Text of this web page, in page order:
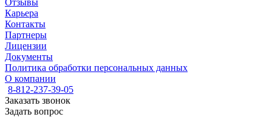
Отзывы
Карьера
Контакты
Партнеры
Лицензии
Документы
Политика обработки персональных данных
О компании
8-812-237-39-05
Заказать звонок
Задать вопрос